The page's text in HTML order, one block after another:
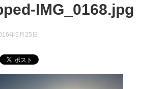
IMG_0168.jpg
年9月25日